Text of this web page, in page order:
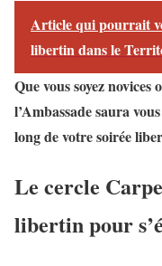
Article qui pourrait
libertin dans le
Que vous soyez novices
l’Ambassade saura
long de votre soirée
Le cercle
libertin pour